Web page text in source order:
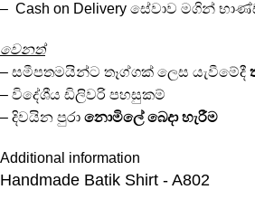
– Cash on Delivery සේවාව මගින්
වෙනත්
– සමීපතමයින්ට තෑග්ගක් ලෙස යැවීමේදී
– විදේශීය ඩිලිවරි පහසුකම්
– දිවයින පුරා නොමිලේ බෙදා හැරීම
Additional information
Handmade Batik Shirt - A802